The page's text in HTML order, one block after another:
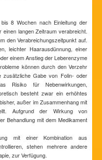
8 Wochen nach Einleitung der
langen Zeitraum verabreicht.
den Verabreichungszeitpunkt auf.
leichter Haarausdünnung, einer
einem Anstieg der Leberenzyme
können durch den Verzehr
Gabe von Folin- oder
Risiko für Nebenwirkungen,
besteht zwar ein erhöhtes
außer im Zusammenhang mit
Aufgrund der Wirkung von
Behandlung mit dem Medikament
mit einer Kombination aus
stehen mehrere andere
zur Verfügung.